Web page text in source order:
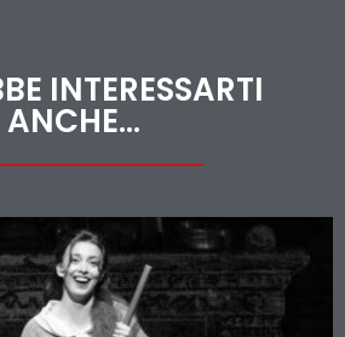
INTERESSARTI
ANCHE...